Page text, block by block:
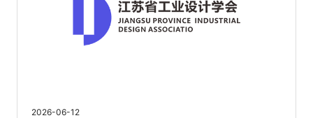
2026-06-12